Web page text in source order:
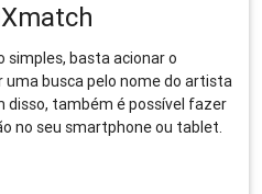
basta acionar o
busca pelo nome do artista
disso, também é possível fazer
no seu smartphone ou tablet.